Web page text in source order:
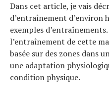
Dans cet article, je vais
d’entraînement d’environ
exemples
l’entraînement de cette
basée sur des zones dans
une adaptation
condition physique.